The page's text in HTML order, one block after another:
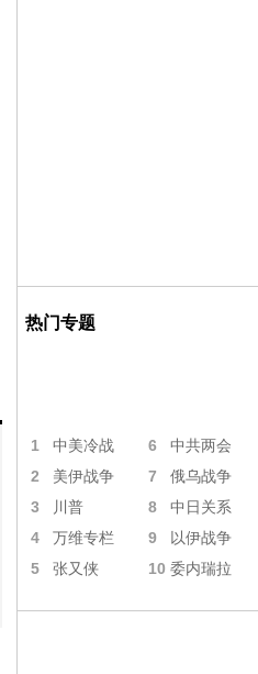
热门专题
1 中美冷战 6 中共两会
2 美伊战争 7 俄乌战争
3 川普 8 中日关系
4 万维专栏 9 以伊战争
5 张又侠 10 委内瑞拉